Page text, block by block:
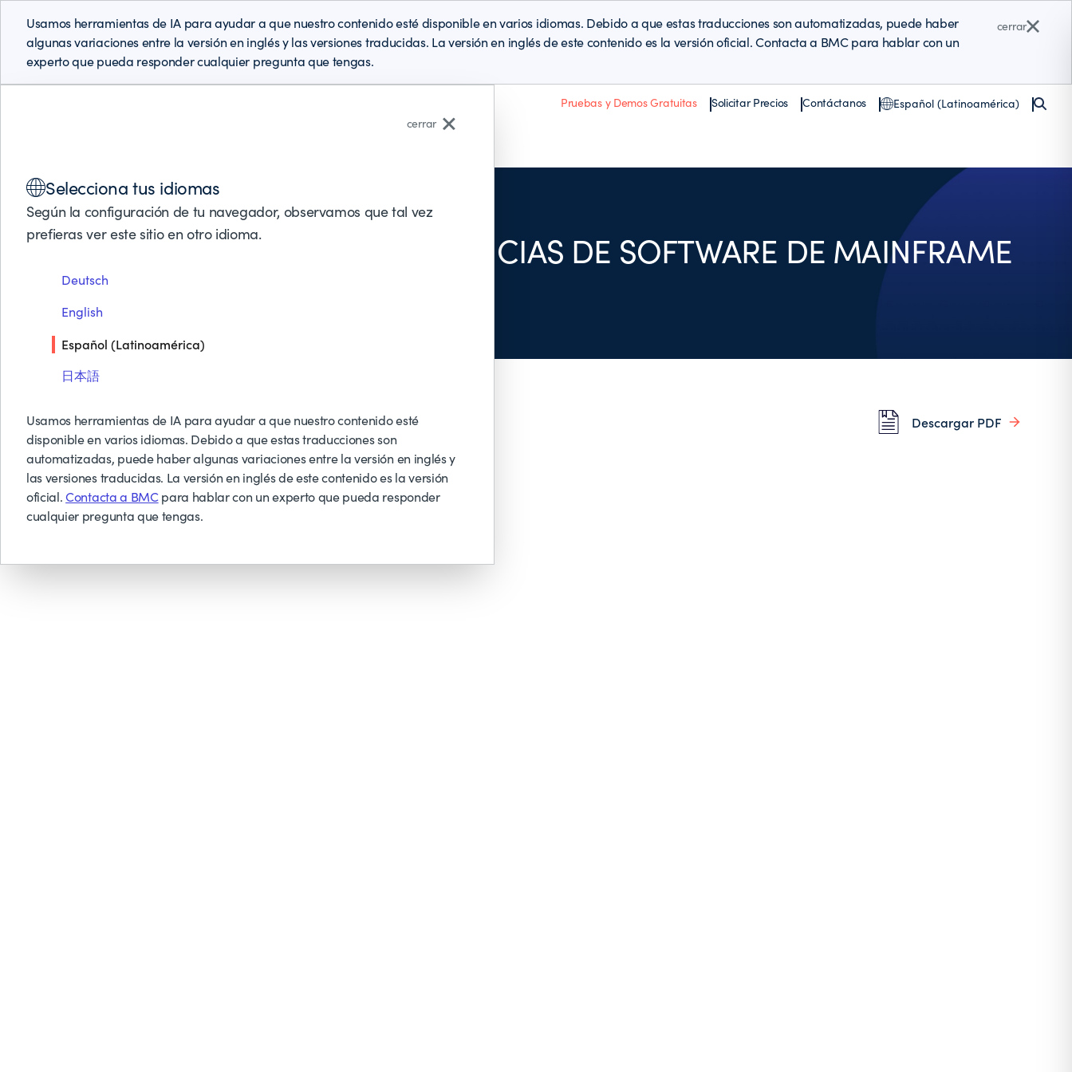
Pruebas y Demos Gratuitas Solicitar Precios Contáctanos Español (Latinoamérica)
Usamos herramientas de IA para ayudar a que nuestro contenido esté disponible en varios idiomas. Debido a que estas traducciones son automatizadas, puede haber
algunas variaciones entre la versión en inglés y las versiones traducidas. La versión en inglés de este contenido es la versión oficial. Contacta a BMC para hablar con un
experto que pueda responder cualquier pregunta que tengas.
cerrar
cerrar
Selecciona tus idiomas
Según la configuración de tu navegador, observamos que tal vez
prefieras ver este sitio en otro idioma.
Deutsch
English
Español (Latinoamérica)
日本語
Usamos herramientas de IA para ayudar a que nuestro contenido esté
disponible en varios idiomas. Debido a que estas traducciones son
automatizadas, puede haber algunas variaciones entre la versión en inglés y
las versiones traducidas. La versión en inglés de este contenido es la versión
oficial.Contacta a BMCpara hablar con un experto que pueda responder
cualquier pregunta que tengas.
REDUCE LOS COSTES DE LICENCIAS DE SOFTWARE DE MAINFRAME
HASTA EN UN 30%
Descargar PDF